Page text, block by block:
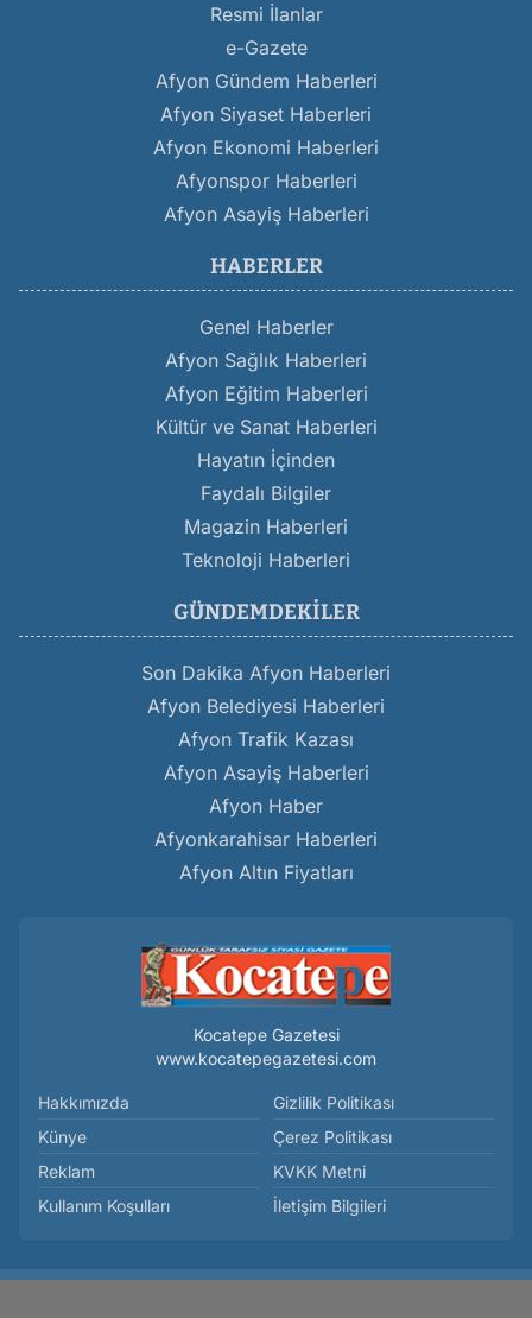
Resmi İlanlar
e-Gazete
Afyon Gündem Haberleri
Afyon Siyaset Haberleri
Afyon Ekonomi Haberleri
Afyonspor Haberleri
Afyon Asayiş Haberleri
HABERLER
Genel Haberler
Afyon Sağlık Haberleri
Afyon Eğitim Haberleri
Kültür ve Sanat Haberleri
Hayatın İçinden
Faydalı Bilgiler
Magazin Haberleri
Teknoloji Haberleri
GÜNDEMDEKILER
Son Dakika Afyon Haberleri
Afyon Belediyesi Haberleri
Afyon Trafik Kazası
Afyon Asayiş Haberleri
Afyon Haber
Afyonkarahisar Haberleri
Afyon Altın Fiyatları
Kocatepe Gazetesi
www.kocatepegazetesi.com
Hakkımızda
Künye
Reklam
Kullanım Koşulları
Gizlilik Politikası
Çerez Politikası
KVKK Metni
İletişim Bilgileri